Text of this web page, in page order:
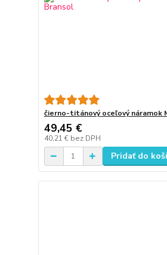
čierno-titánový oceľový náramok
49,45 €
40,21 € bez DPH
Pridať do